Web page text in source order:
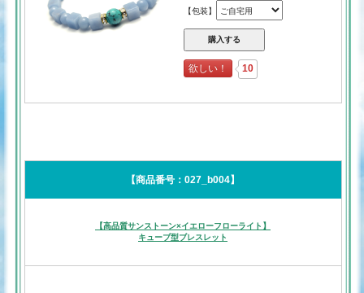
【包装】
欲しい！ 10
【商品番号：027_b004】
【高品質サンストーン×イエローフローライト】
キューブ型ブレスレット